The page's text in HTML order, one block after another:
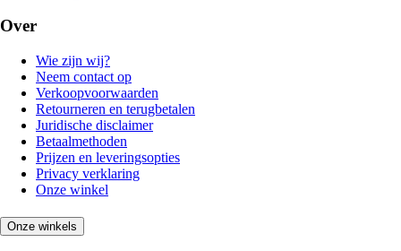
Over
Wie zijn wij?
Neem contact op
Verkoopvoorwaarden
Retourneren en terugbetalen
Juridische disclaimer
Betaalmethoden
Prijzen en leveringsopties
Privacy verklaring
Onze winkel
Onze winkels